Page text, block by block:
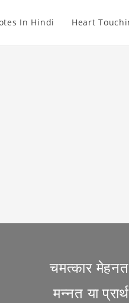
In Hindi Heart
चमत्कार
मन्नत या